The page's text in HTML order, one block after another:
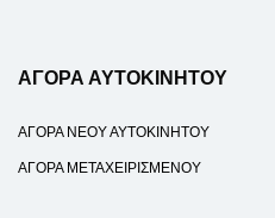
ΑΓΟΡΑ ΑΥΤΟΚΙΝΗΤΟΥ
ΑΓΟΡΑ ΝΕΟΥ ΑΥΤΟΚΙΝΗΤΟΥ
ΑΓΟΡΑ ΜΕΤΑΧΕΙΡΙΣΜΕΝΟΥ